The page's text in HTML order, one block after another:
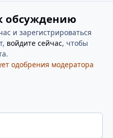
обсуждению
и зарегистрироваться
войдите сейчас, чтобы
одобрения модератора